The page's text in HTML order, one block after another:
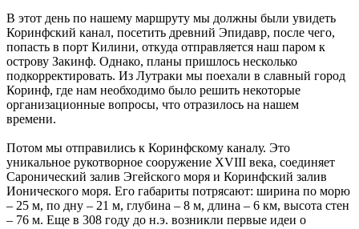
В этот день по нашему маршруту мы должны были увидеть
Коринфский канал, посетить древний Эпидавр, после чего,
попасть в порт Килини, откуда отправляется наш паром к
острову Закинф. Однако, планы пришлось несколько
подкорректировать. Из Лутраки мы поехали в славный город
Коринф, где нам необходимо было решить некоторые
организационные вопросы, что отразилось на нашем
времени.
Потом мы отправились к Коринфскому каналу. Это
уникальное рукотворное сооружение ХVIII века, соединяет
Саронический залив Эгейского моря и Коринфский залив
Ионического моря. Его габариты потрясают: ширина по морю
– 25 м, по дну – 21 м, глубина – 8 м, длина – 6 км, высота стен
– 76 м. Еще в 308 году до н.э. возникли первые идеи о